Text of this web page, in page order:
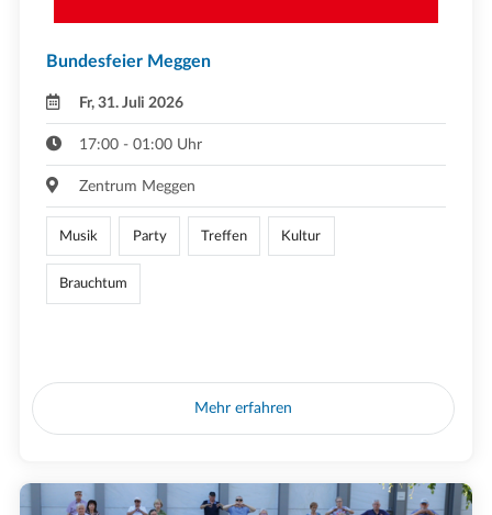
Bundesfeier Meggen
Fr, 31. Juli 2026
17:00 - 01:00 Uhr
Zentrum Meggen
Musik Party Treffen Kultur
Brauchtum
Mehr erfahren